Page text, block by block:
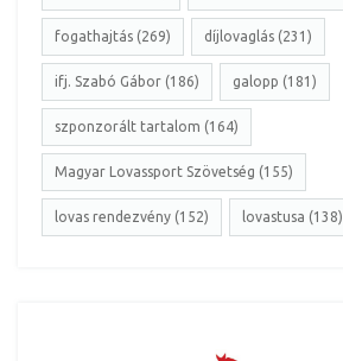
fogathajtás (269) díjlovaglás (231)
ifj. Szabó Gábor (186) galopp (181)
szponzorált tartalom (164)
Magyar Lovassport Szövetség (155)
lovas rendezvény (152) lovastusa (138)